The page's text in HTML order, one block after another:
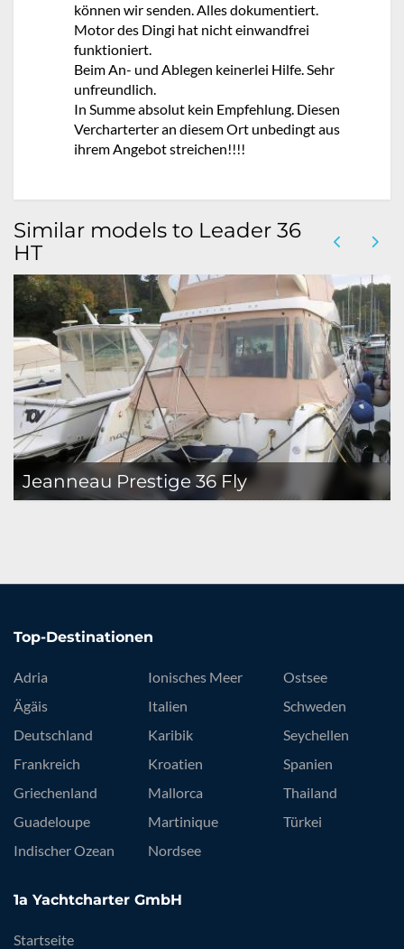
können wir senden. Alles dokumentiert.
Motor des Dingi hat nicht einwandfrei
funktioniert.
Beim An- und Ablegen keinerlei Hilfe. Sehr
unfreundlich.
In Summe absolut kein Empfehlung. Diesen
Vercharterter an diesem Ort unbedingt aus
ihrem Angebot streichen!!!!
Similar models to Leader 36
HT
Jeanneau Prestige 36 Fly
Top-Destinationen
Adria
Ägäis
Deutschland
Frankreich
Griechenland
Guadeloupe
Indischer Ozean
Ionisches Meer
Italien
Karibik
Kroatien
Mallorca
Martinique
Nordsee
Ostsee
Schweden
Seychellen
Spanien
Thailand
Türkei
1a Yachtcharter GmbH
Startseite